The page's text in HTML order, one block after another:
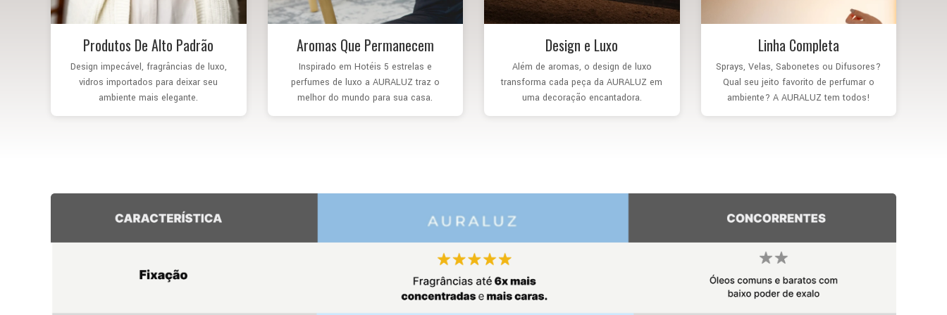
Produtos De Alto Padrão
Design impecável, fragrâncias de luxo,
vidros importados para deixar seu
ambiente mais elegante.
Aromas Que Permanecem
Inspirado em Hotéis 5 estrelas e
perfumes de luxo a AURALUZ traz o
melhor do mundo para sua casa.
Design e Luxo
Além de aromas, o design de luxo
transforma cada peça da AURALUZ em
uma decoração encantadora.
Linha Completa
Sprays, Velas, Sabonetes ou Difusores?
Qual seu jeito favorito de perfumar o
ambiente? A AURALUZ tem todos!